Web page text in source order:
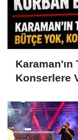
Konserlere